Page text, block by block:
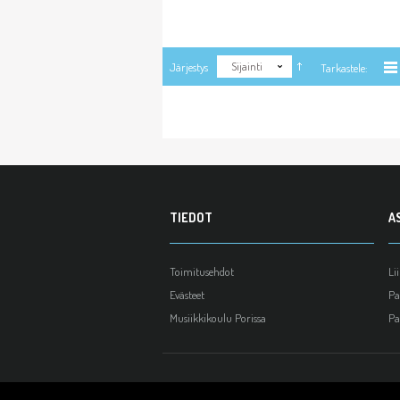
Järjestys Sijainti Tarkastele:
TIEDOT
Toimitusehdot
Evästeet
Musiikkikoulu Porissa